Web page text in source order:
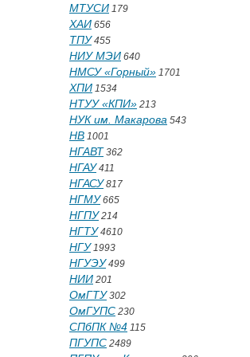
МТУСИ 179
ХАИ 656
ТПУ455
НИУ МЭИ 640
НМСУ «Горный» 1701
ХПИ 1534
НТУУ «КПИ» 213
НУК им. Макарова 543
НВ 1001
НГАВТ 362
НГАУ411
НГАСУ817
НГМУ665
НГПУ214
НГТУ4610
НГУ1993
НГУЭУ499
НИИ 201
ОмГТУ302
ОмГУПС 230
СПбПК №4 115
ПГУПС 2489